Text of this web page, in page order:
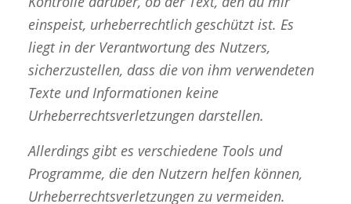
einspeist, urheberrechtlich geschützt ist. Es
liegt in der Verantwortung des Nutzers,
sicherzustellen, dass die von ihm verwendeten
Texte und Informationen keine
Urheberrechtsverletzungen darstellen.
Allerdings gibt es verschiedene Tools und
Programme, die den Nutzern helfen können,
Urheberrechtsverletzungen zu vermeiden.